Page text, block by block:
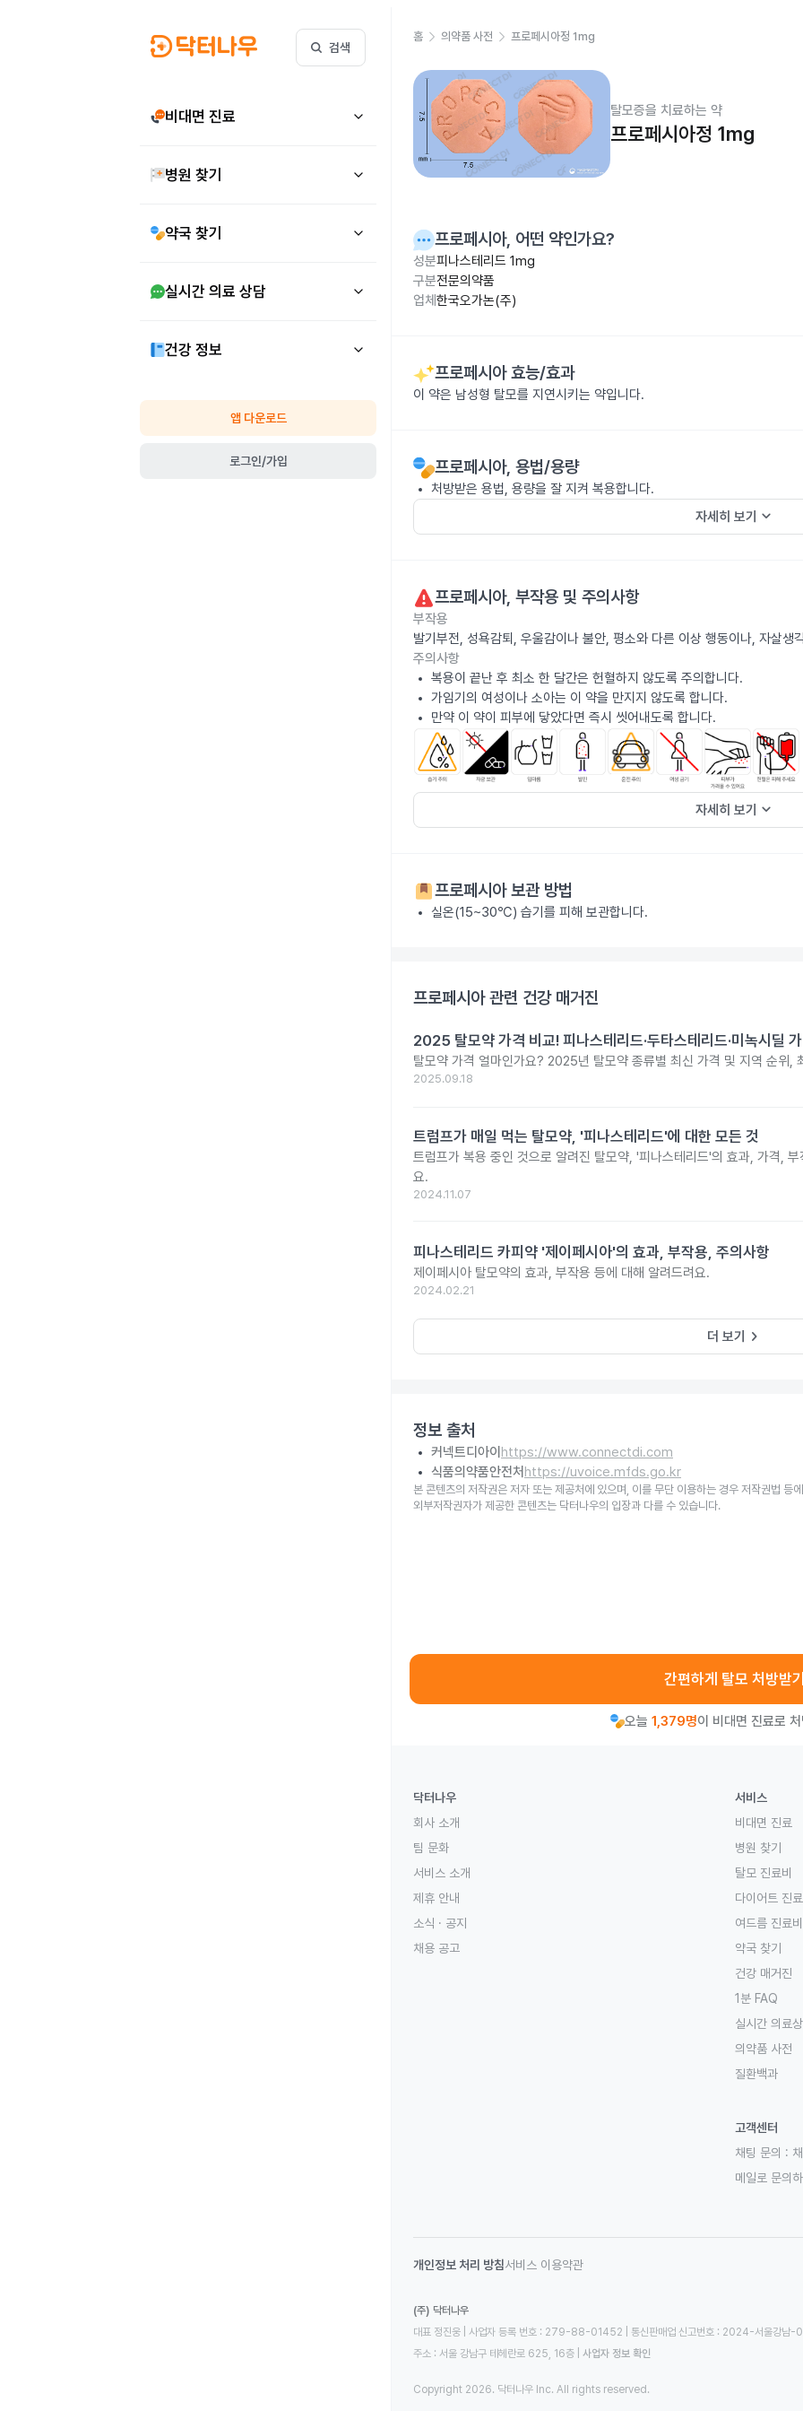
검색
비대면 진료
병원 찾기
약국 찾기
실시간 의료 상담
건강 정보
앱 다운로드
로그인/가입
홈 의약품 사전 프로페시아정 1mg
탈모증을 치료하는 약
프로페시아정 1mg
프로페시아, 어떤 약인가요?
성분피나스테리드 1mg
구분전문의약품
업체 한국오가논(주)
프로페시아효능/효과
이 약은 남성형 탈모를 지연시키는 약입니다.
프로페시아, 용법/용량
처방받은 용법, 용량을 잘 지켜 복용합니다.
자세히 보기 keyboard_arrow_down
프로페시아, 부작용 및 주의사항
부작용
발기부전, 성욕감퇴, 우울감이나 불안, 평소와 다른 이상 행동이나, 자살생
주의사항
복용이 끝난 후 최소 한 달간은 헌혈하지 않도록 주의합니다.
가임기의 여성이나 소아는 이 약을 만지지 않도록 합니다.
만약 이 약이 피부에 닿았다면 즉시 씻어내도록 합니다.
자세히 보기 keyboard_arrow_down
프로페시아보관 방법
실온(15~30℃) 습기를 피해 보관합니다.
프로페시아관련 건강 매거진
2025 탈모약 가격 비교! 피나스테리드·두타스테리드·미녹시딜
탈모약 가격 얼마인가요? 2025년 탈모약 종류별 최신 가격 및 지역 순위,
2025.09.18
트럼프가 매일 먹는 탈모약, '피나스테리드'에 대한 모든 것
트럼프가 복용 중인 것으로 알려진 탈모약, '피나스테리드'의 효과, 가격, 부
요.
2024.11.07
피나스테리드 카피약 '제이페시아'의 효과, 부작용, 주의사항
제이페시아 탈모약의 효과, 부작용 등에 대해 알려드려요.
2024.02.21
더 보기 keyboard_arrow_right
정보 출처
커넥트디아이 https://www.connectdi.com
식품의약품안전처 https://uvoice.mfds.go.kr
본 콘텐츠의 저작권은 저자 또는 제공처에 있으며, 이를 무단 이용하는 경우 저작권법 등
외부저작권자가 제공한 콘텐츠는 닥터나우의 입장과 다를 수 있습니다.
간편하게 탈모 처방받기
오늘 1,379명이 비대면 진료로
닥터나우
회사 소개
팀 문화
서비스 소개
제휴 안내
소식 · 공지
채용 공고
서비스
비대면 진료
병원 찾기
탈모 진료비
다이어트 진료
여드름 진료비
약국 찾기
건강 매거진
1분 FAQ
실시간 의료
의약품 사전
질환백과
고객센터
채팅 문의 :
메일로 문의하
개인정보 처리 방침서비스 이용약관
(주) 닥터나우
대표 정진웅 | 사업자 등록 번호 : 279-88-01452 | 통신판매업 신고번호 : 2024-서울강남
주소 : 서울 강남구 테헤란로 625, 16층
사업자 정보 확인
Copyright 2026. 닥터나우 Inc. All rights reserved.